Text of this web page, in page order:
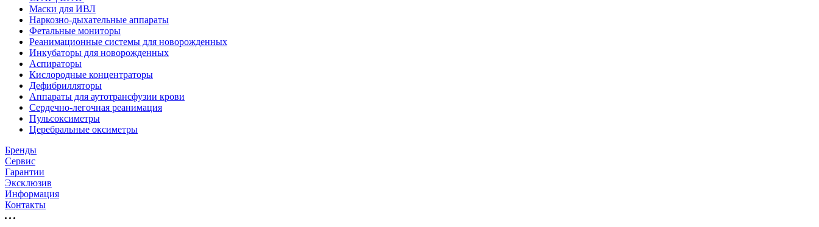
Маски для ИВЛ
Наркозно-дыхательные аппараты
Фетальные мониторы
Реанимационные системы для новорожденных
Инкубаторы для новорожденных
Аспираторы
Кислородные концентраторы
Дефибрилляторы
Аппараты для аутотрансфузии крови
Сердечно-легочная реанимация
Пульсоксиметры
Церебральные оксиметры
Бренды
Сервис
Гарантии
Эксклюзив
Информация
Контакты